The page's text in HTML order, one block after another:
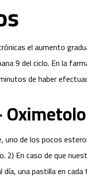
el aumento
9 del ciclo. En la
de haber
uno de los pocos
2) En caso de que
una pastilla en